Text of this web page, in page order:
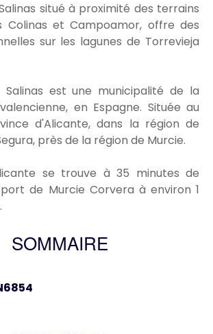
situé à proximité des terrains
Colinas et Campoamor, offre des
sur les lagunes de Torrevieja
Salinas est une municipalité de la
en Espagne. Située au
d'Alicante, dans la région de
près de la région de Murcie.
se trouve à 35 minutes de
de Murcie Corvera à environ 1
SOMMAIRE